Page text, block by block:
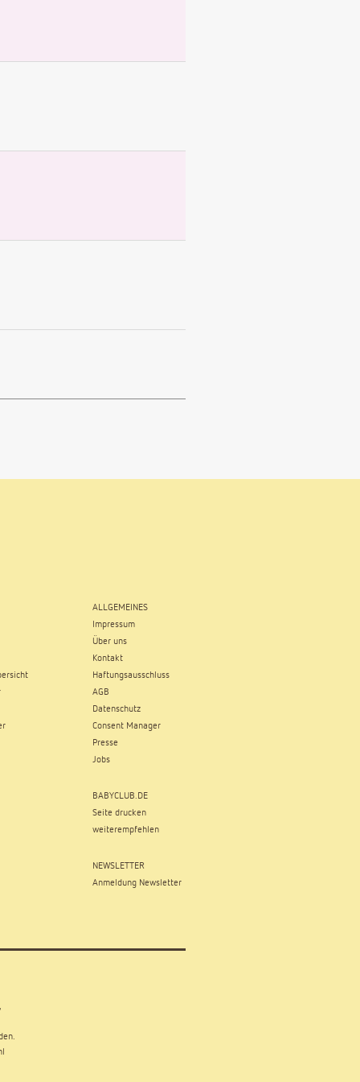
ALLGEMEINES
Impressum
Über uns
Kontakt
Haftungsausschluss
AGB
Datenschutz
Consent Manager
Presse
Jobs
BABYCLUB.DE
Seite drucken
weiterempfehlen
NEWSLETTER
Anmeldung Newsletter